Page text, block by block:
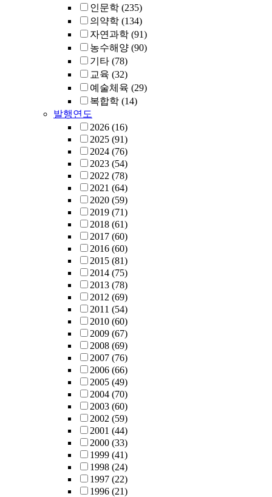
인문학 (235)
의약학 (134)
자연과학 (91)
농수해양 (90)
기타 (78)
교육 (32)
예술체육 (29)
복합학 (14)
발행연도
2026 (16)
2025 (91)
2024 (76)
2023 (54)
2022 (78)
2021 (64)
2020 (59)
2019 (71)
2018 (61)
2017 (60)
2016 (60)
2015 (81)
2014 (75)
2013 (78)
2012 (69)
2011 (54)
2010 (60)
2009 (67)
2008 (69)
2007 (76)
2006 (66)
2005 (49)
2004 (70)
2003 (60)
2002 (59)
2001 (44)
2000 (33)
1999 (41)
1998 (24)
1997 (22)
1996 (21)